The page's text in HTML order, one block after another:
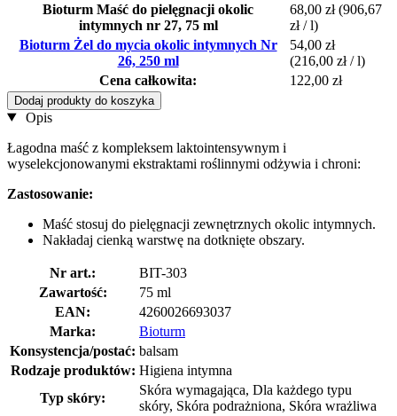
Bioturm Maść do pielęgnacji okolic
intymnych nr 27, 75 ml
68,00 zł (906,67
zł / l)
Bioturm Żel do mycia okolic intymnych Nr
26, 250 ml
54,00 zł
(216,00 zł / l)
Cena całkowita:
122,00 zł
Dodaj produkty do koszyka
Opis
Łagodna maść z kompleksem laktointensywnym i
wyselekcjonowanymi ekstraktami roślinnymi odżywia i chroni:
Zastosowanie:
Maść stosuj do pielęgnacji zewnętrznych okolic intymnych.
Nakładaj cienką warstwę na dotknięte obszary.
Nr art.:
BIT-303
Zawartość:
75 ml
EAN:
4260026693037
Marka:
Bioturm
Konsystencja/postać: balsam
Rodzaje produktów: Higiena intymna
Typ skóry:
Skóra wymagająca, Dla każdego typu
skóry, Skóra podrażniona, Skóra wrażliwa